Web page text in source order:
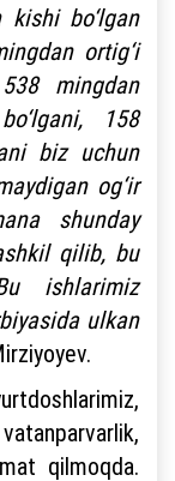
bo‘lgan
ortig‘i
mingdan
158
biz uchun
og‘ir
shunday
qilib, bu
ishlarimiz
ulkan
qilmoqda.